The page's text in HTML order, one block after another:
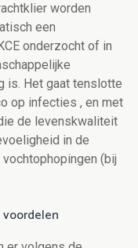
worden
een
onderzocht of in
is. Het gaat tenslotte
op infecties , en met
de levenskwaliteit
in de
(bij